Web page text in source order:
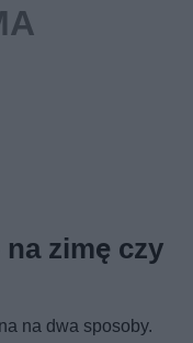
zimę czy
na dwa sposoby.